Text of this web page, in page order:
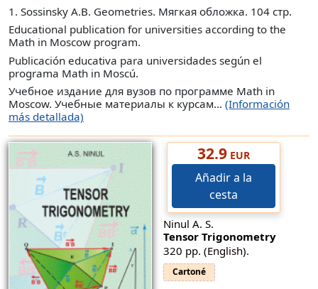
1. Sossinsky A.B. Geometries. Мягкая обложка. 104 стр.
Educational publication for universities according to the
Math in Moscow program.
Publicación educativa para universidades según el
programa Math in Moscú.
Учебное издание для вузов по программе Math in
Moscow. Учебные материалы к курсам... (Información
más detallada)
32.9EUR
Añadir a la
cesta
Ninul A. S.
Tensor Trigonometry
320 pp. (English).
Cartoné